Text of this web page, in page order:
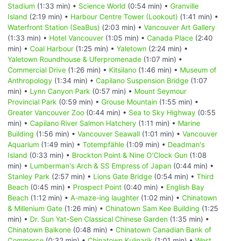
Stadium (1:33 min) • Science World (0:54 min) • Granville
Island (2:19 min) • Harbour Centre Tower (Lookout) (1:41 min) •
Waterfront Station (SeaBus) (2:03 min) • Vancouver Art Gallery
(1:33 min) • Hotel Vancouver (1:05 min) • Canada Place (2:40
min) • Coal Harbour (1:25 min) • Yaletown (2:24 min) •
Yaletown Roundhouse & Uferpromenade (1:07 min) •
Commercial Drive (1:26 min) • Kitsilano (1:46 min) • Museum of
Anthropology (1:34 min) • Capilano Suspension Bridge (1:07
min) • Lynn Canyon Park (0:57 min) • Mount Seymour
Provincial Park (0:59 min) • Grouse Mountain (1:55 min) •
Greater Vancouver Zoo (0:44 min) • Sea to Sky Highway (0:55
min) • Capilano River Salmon Hatchery (1:11 min) • Marine
Building (1:56 min) • Vancouver Seawall (1:01 min) • Vancouver
Aquarium (1:49 min) • Totempfähle (1:09 min) • Deadman's
Island (0:33 min) • Brockton Point & Nine O'Clock Gun (1:08
min) • Lumberman's Arch & SS Empress of Japan (0:44 min) •
Stanley Park (2:57 min) • Lions Gate Bridge (0:54 min) • Third
Beach (0:45 min) • Prospect Point (0:40 min) • English Bay
Beach (1:12 min) • A-maze-ing laughter (1:02 min) • Chinatown
& Millenium Gate (1:26 min) • Chinatown Sam Kee Building (1:25
min) • Dr. Sun Yat-Sen Classical Chinese Garden (1:35 min) •
Chinatown Balkone (0:48 min) • Chinatown Canadian Bank of